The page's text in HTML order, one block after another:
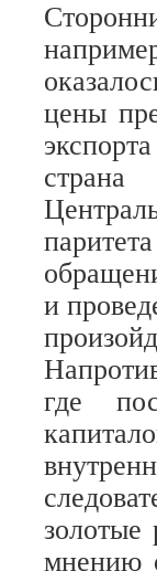
цены
и
где
золотые
мнению